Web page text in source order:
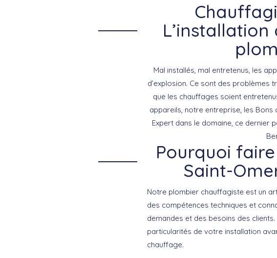
Mal installés, mal entretenus, les
d’explosion. Ce sont des problèmes
que les chauffages soient
appareils, notre entreprise, les
Expert dans le domaine, ce dernier
Pourquoi
Saint-
Notre plombier chauffagiste est un
des compétences techniques et
demandes et des besoins des
particularités de votre installation
chauffage.